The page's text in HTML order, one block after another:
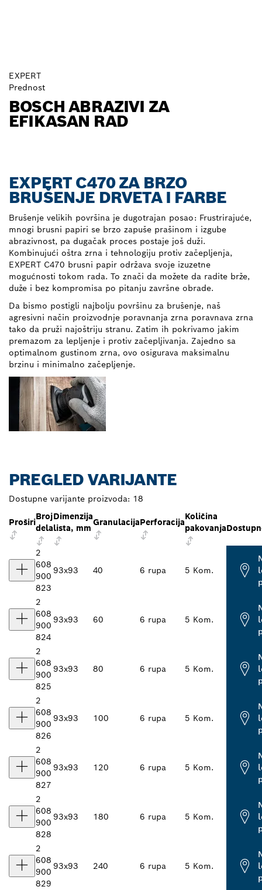
EXPERT
Prednost
BOSCH ABRAZIVI ZA
EFIKASAN RAD
EXPERT C470 ZA BRZO
BRUŠENJE DRVETA I FARBE
Brušenje velikih površina je dugotrajan posao: Frustrirajuće,
mnogi brusni papiri se brzo zapuše prašinom i izgube
abrazivnost, pa dugačak proces postaje još duži.
Kombinujući oštra zrna i tehnologiju protiv začepljenja,
EXPERT C470 brusni papir održava svoje izuzetne
mogućnosti tokom rada. To znači da možete da radite brže,
duže i bez kompromisa po pitanju završne obrade.
Da bismo postigli najbolju površinu za brušenje, naš
agresivni način proizvodnje poravnanja zrna poravnava zrna
tako da pruži najoštriju stranu. Zatim ih pokrivamo jakim
premazom za lepljenje i protiv začepljivanja. Zajedno sa
optimalnom gustinom zrna, ovo osigurava maksimalnu
brzinu i minimalno začepljenje.
PREGLED VARIJANTE
Dostupne varijante proizvoda: 18
Proširi
Broj
dela
Dimenzija
lista, mm
GranulacijaPerforacija
Količina
pakovanja
2
608
900
823
93x93 40 6 rupa 5 Kom.
2
608
900
824
93x93 60 6 rupa 5 Kom.
2
608
900
825
93x93 80 6 rupa 5 Kom.
2
608
900
826
93x93 100 6 rupa 5 Kom.
2
608
900
827
93x93 120 6 rupa 5 Kom.
2
608
900
828
93x93 180 6 rupa 5 Kom.
2
608
900
829
93x93 240 6 rupa 5 Kom.